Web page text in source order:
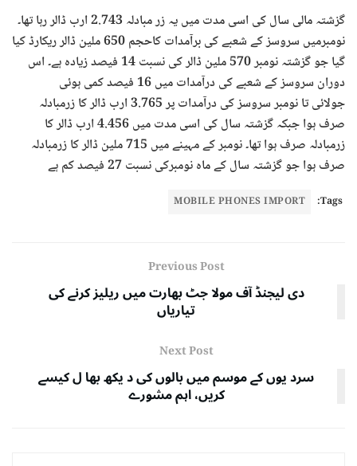
گزشتہ مالی سال کی اسی مدت میں یہ زر مبادلہ 2.743 ارب ڈالر رہا تھا۔
نومبرمیں سروسز کے شعبے کی برآمدات کاحجم 650 ملین ڈالر ریکارڈ کیا
گیا جو گزشتہ نومبر 570 ملین ڈالر کی نسبت 14 فیصد زیادہ ہے۔ اس
دوران سروسز کے شعبے کی درآمدات میں 16 فیصد کمی ہوئی
جولائی تا نومبر سروسز کی درآمدات پر 3.765 ارب ڈالر کا زرمبادلہ
صرف ہوا جبکہ گزشتہ سال کی اسی مدت میں 4.456 ارب ڈالر کا
زرمبادلہ صرف ہوا تھا۔ نومبر کے مہینے میں 715 ملین ڈالر کا زرمبادلہ
صرف ہوا جو گزشتہ سال کے ماہ نومبرکی نسبت 27 فیصد کم ہے
Tags:
MOBILE PHONES IMPORT
Previous Post
دی لیجنڈ آف مولا جٹ بھارت میں ریلیز کرنے کی
تیاریاں
Next Post
سرد یوں کے موسم میں بالوں کی د یکھ بھا ل کیسے
کریں، اہم مشورے